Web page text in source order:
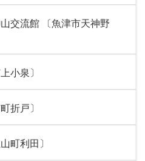
交流館 〔魚津市天神野
小泉〕
折戸〕
町利田〕